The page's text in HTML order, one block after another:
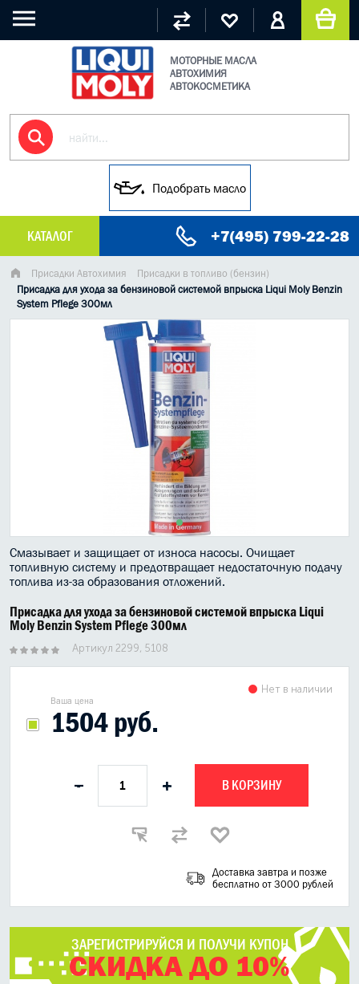
МОТОРНЫЕ МАСЛА
АВТОХИМИЯ
АВТОКОСМЕТИКА
Подобрать масло
КАТАЛОГ +7(495) 799-22-28
МАСЛО МОТОРНОЕ
ГРУЗОВЫЕ МАСЛА
ГИДРАВЛИЧЕСКИЕ МАСЛА
КОНСИСТЕНТНАЯ СМАЗКА
АНТИФРИЗЫ СПЕЦЖИДКОСТИ
ПРИСАДКИ АВТОХИМИЯ
АВТО КОСМЕТИКА
МОТО МАСЛА
Присадки Автохимия
Присадки в топливо (бензин)
Присадка для ухода за бензиновой системой впрыска Liqui Moly Benzin
System Pflege 300мл
Смазывает и защищает от износа насосы. Очищает
топливную систему и предотвращает недостаточную подачу
топлива из-за образования отложений.
Присадка для ухода за бензиновой системой впрыска Liqui
Moly Benzin System Pflege 300мл
Артикул 2299, 5108
Ваша цена
1504 руб.
Нет в наличии
- + В КОРЗИНУ
Доставка завтра и позже
бесплатно от 3000 рублей
ЗАРЕГИСТРИРУЙСЯ И ПОЛУЧИ КУПОН
СКИДКА ДО 10%